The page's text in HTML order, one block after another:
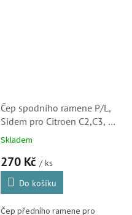
Čep spodního ramene P/L,
Sidem pro Citroen C2,C3, C3
Pluriel a C3 Picasso
Skladem
270 Kč / ks
Do košíku
Čep předního ramene pro